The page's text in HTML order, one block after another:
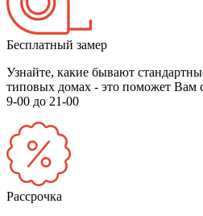
Бесплатный замер
Узнайте, какие бывают
типовых домах - это поможет Вам
9-00 до 21-00
Рассрочка